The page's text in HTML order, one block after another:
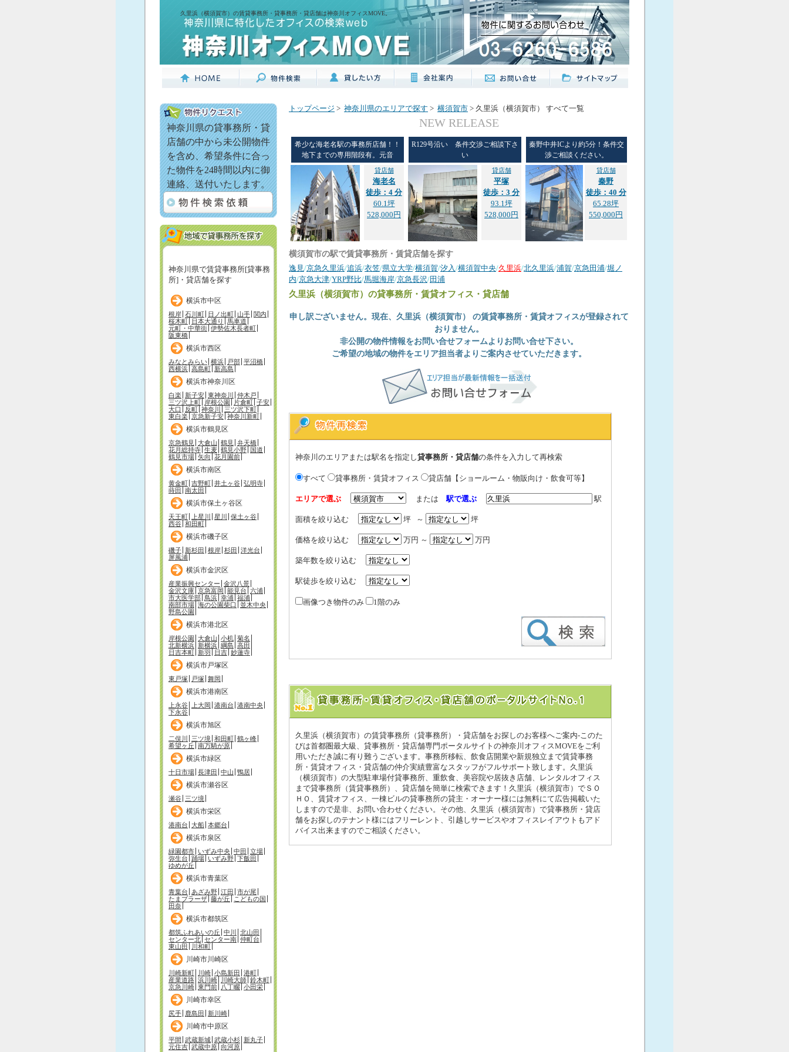
久里浜（横須賀市）の賃貸事務所・貸事務所・貸店舗は神奈川オフィスMOVE。
神奈川県の貸事務所・貸
店舗の中から未公開物件
を含め、希望条件に合っ
た物件を24時間以内に御
連絡、送付いたします。
神奈川県で賃貸事務所[貸事務
所]・貸店舗を探す
横浜市中区
根岸 石川町 日ノ出町 山手 関内
桜木町 日本大通り
馬車道
元町・中華街 伊勢佐木長者町
阪東橋
横浜市西区
みなとみらい 横浜 戸部 平沼橋
西横浜 高島町 新高島
横浜市神奈川区
白楽 新子安 東神奈川
仲木戸
三ツ沢上町 岸根公園 片倉町 子安
大口
反町 神奈川
三ツ沢下町
東白楽 京急新子安 神奈川新町
横浜市鶴見区
京急鶴見 大倉山 鶴見
弁天橋
花月総持寺 生麦 鶴見小野
国道
鶴見市場 矢向 花月園前
横浜市南区
黄金町 吉野町 井土ヶ谷 弘明寺
蒔田 南太田
横浜市保土ヶ谷区
天王町 上星川 星川
保土ヶ谷
西谷 和田町
横浜市磯子区
磯子 新杉田 根岸 杉田 洋光台
屏風浦
横浜市金沢区
産業振興センター 金沢八景
金沢文庫 京急富岡 能見台 六浦
市大医学部 鳥浜 幸浦 福浦
南部市場 海の公園柴口
並木中央
野島公園
横浜市港北区
岸根公園 大倉山 小机 菊名
北新横浜 新横浜 綱島 高田
日吉本町 新羽 日吉 妙蓮寺
横浜市戸塚区
東戸塚 戸塚 舞岡
横浜市港南区
上永谷 上大岡 港南台 港南中央
下永谷
横浜市旭区
二俣川 三ツ境 和田町 鶴ヶ峰
希望ヶ丘 南万騎が原
横浜市緑区
十日市場 長津田 中山 鴨居
横浜市瀬谷区
瀬谷 三ツ境
横浜市栄区
港南台 大船 本郷台
横浜市泉区
緑園都市 いずみ中央 中田 立場
弥生台 踊場 いずみ野 下飯田
ゆめが丘
横浜市青葉区
青葉台 あざみ野 江田 市が尾
たまプラーザ 藤が丘
こどもの国
田奈
横浜市都筑区
都筑ふれあいの丘 中川
北山田
センター北 センター南 仲町台
東山田
川和町
川崎市川崎区
川崎新町 川崎 小島新田 港町
産業道路 浜川崎 川崎大師 鈴木町
京急川崎 東門前 八丁畷 小田栄
川崎市幸区
尻手 鹿島田 新川崎
川崎市中原区
平間 武蔵新城 武蔵小杉 新丸子
元住吉 武蔵中原 向河原
トップページ > 神奈川県のエリアで探す > 横須賀市 > 久里浜（横須賀市） すべて一覧
NEW RELEASE
希少な海老名駅の事務所店舗！！
地下までの専用階段有。元音
貸店舗
海老名
徒歩：4 分
60.1坪
528,000円
R129号沿い 条件交渉ご相談下さ
い
貸店舗
平塚
徒歩：3 分
93.1坪
528,000円
秦野中井ICより約5分！条件交
渉ご相談ください。
貸店舗
秦野
徒歩：40 分
65.28坪
550,000円
横須賀市の駅で賃貸事務所・賃貸店舗を探す
逸見/京急久里浜/追浜/衣笠/県立大学/横須賀/汐入/横須賀中央/久里浜/北久里浜/浦賀/京急田浦/堀ノ
内/京急大津/YRP野比/馬堀海岸/京急長沢/田浦
久里浜（横須賀市） の貸事務所・賃貸オフィス・貸店舗
申し訳ございません。現在、久里浜（横須賀市） の賃貸事務所・賃貸オフィスが登録されて
おりません。
非公開の物件情報をお問い合せフォームよりお問い合せ下さい。
ご希望の地域の物件をエリア担当者よりご案内させていただきます。
神奈川のエリアまたは駅名を指定し貸事務所・貸店舗の条件を入力して再検索
すべて 貸事務所・賃貸オフィス 貸店舗【ショールーム・物販向け・飲食可等】
エリアで選ぶ または駅で選ぶ 駅
面積を絞り込む 坪 ～ 坪
価格を絞り込む 万円 ～ 万円
築年数を絞り込む
駅徒歩を絞り込む
画像つき物件のみ 1階のみ
久里浜（横須賀市）の賃貸事務所（貸事務所）・貸店舗をお探しのお客様へご案内-このた
びは首都圏最大級、貸事務所・貸店舗専門ポータルサイトの神奈川オフィスMOVEをご利
用いただき誠に有り難うございます。事務所移転、飲食店開業や新規独立まで賃貸事務
所・賃貸オフィス・貸店舗の仲介実績豊富なスタッフがフルサポート致します。久里浜
（横須賀市）の大型駐車場付貸事務所、重飲食、美容院や居抜き店舗、レンタルオフィス
まで貸事務所（賃貸事務所）、貸店舗を簡単に検索できます！久里浜（横須賀市）でＳＯ
ＨＯ、賃貸オフィス、一棟ビルの貸事務所の貸主・オーナー様には無料にて広告掲載いた
しますので是非、お問い合わせください。その他、久里浜（横須賀市）で貸事務所・貸店
舗をお探しのテナント様にはフリーレント、引越しサービスやオフィスレイアウトもアド
バイス出来ますのでご相談ください。